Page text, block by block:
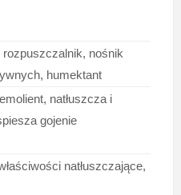
rozpuszczalnik, nośnik
humektant
natłuszcza i
gojenie
natłuszczające,